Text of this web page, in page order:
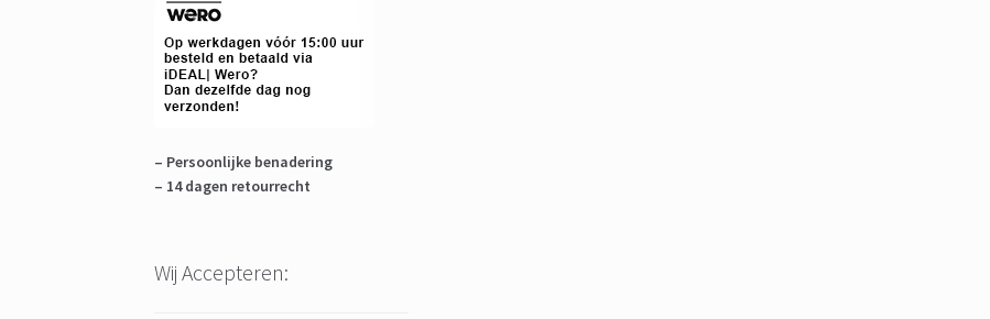
– Persoonlijke benadering
– 14 dagen retourrecht
Wij Accepteren: